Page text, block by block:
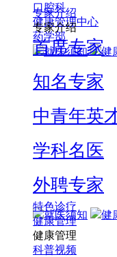
口腔科
健康管理中心
药学部
就医须知
健
专家介绍
专家介绍
首席专家
知名专家
中青年英
学科名医
外聘专家
就医须知 健
特色诊疗
健康管理
健康管理
科普视频